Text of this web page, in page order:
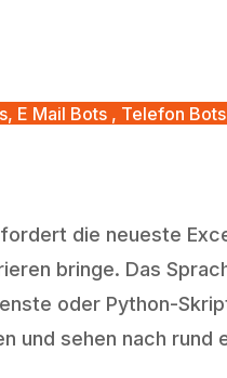
E Mail Bots , Telefon Bots
die neueste
bringe. Das
oder Python-
sehen nach rund